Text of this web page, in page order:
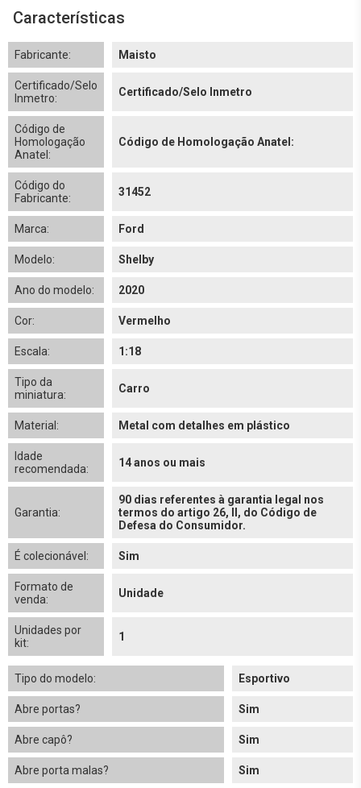
Características
Fabricante: Maisto
Certificado/Selo
Inmetro:
Certificado/Selo Inmetro
Código de
Homologação
Anatel:
Código de Homologação Anatel:
Código do
Fabricante:
31452
Marca: Ford
Modelo: Shelby
Ano do modelo: 2020
Cor: Vermelho
Escala: 1:18
Tipo da
miniatura:
Carro
Material: Metal com detalhes em plástico
Idade
recomendada:
14 anos ou mais
Garantia:
90 dias referentes à garantia legal nos
termos do artigo 26, II, do Código de
Defesa do Consumidor.
É colecionável: Sim
Formato de
venda:
Unidade
Unidades por
kit:
1
Tipo do modelo: Esportivo
Abre portas? Sim
Abre capô? Sim
Abre porta malas? Sim